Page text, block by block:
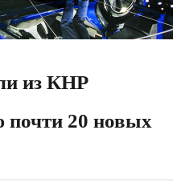
из КНР
почти 20 новых